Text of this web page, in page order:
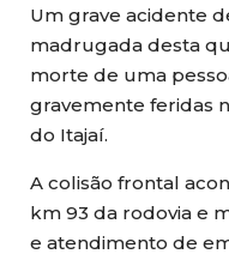
Um grave acidente
madrugada desta
morte de uma
gravemente feridas
do Itajaí.
A colisão frontal
km 93 da rodovia e
e atendimento de